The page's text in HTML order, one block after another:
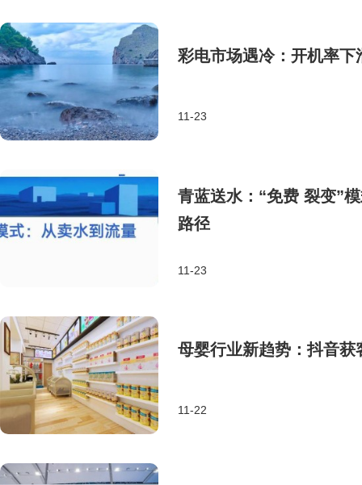
彩电市场遇冷：开机率
11-23
青蓝送水：“免费 裂变”
路径
11-23
母婴行业新趋势：抖音
11-22